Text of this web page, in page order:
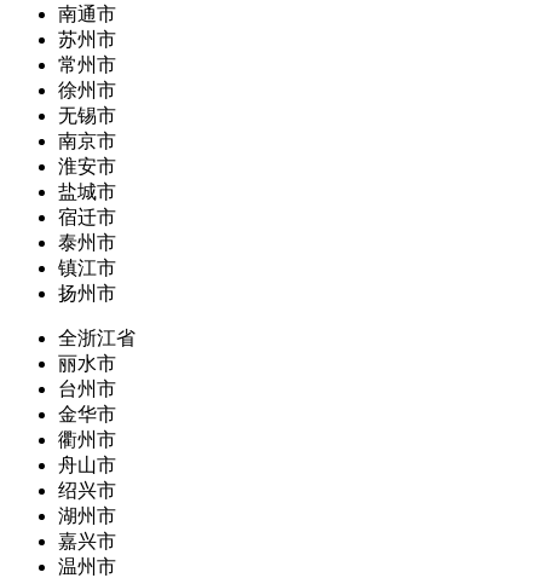
南通市
苏州市
常州市
徐州市
无锡市
南京市
淮安市
盐城市
宿迁市
泰州市
镇江市
扬州市
全浙江省
丽水市
台州市
金华市
衢州市
舟山市
绍兴市
湖州市
嘉兴市
温州市